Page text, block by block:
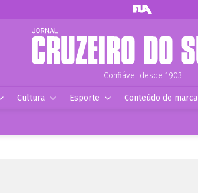
Confiável desde 1903.
Cultura Esporte Conteúdo de marca